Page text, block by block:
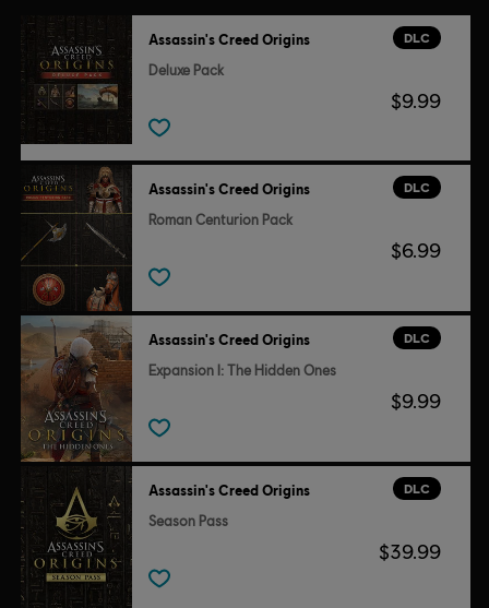
DLC
Assassin's Creed Origins
Deluxe Pack
$9.99
DLC
Assassin's Creed Origins
Roman Centurion Pack
$6.99
DLC
Assassin's Creed Origins
Expansion I: The Hidden Ones
$9.99
DLC
Assassin's Creed Origins
Season Pass
$39.99